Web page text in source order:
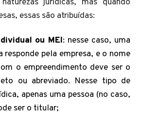
essas são atribuídas:
ou MEI: nesse caso, uma
responde pela empresa, e o nome
o empreendimento deve ser o
ou abreviado. Nesse tipo de
apenas uma pessoa (no caso,
ser o titular;